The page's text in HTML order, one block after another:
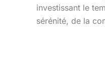
investissant le
sérénité, de la